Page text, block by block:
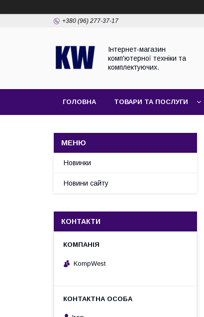
+380 (96) 277-37-17
Інтернет-магазин
комп'ютерної техніки та
комплектуючих.
ГОЛОВНА ТОВАРИ ТА ПОСЛУГИ
Новинки
Новини сайту
КОНТАКТИ
KompWest